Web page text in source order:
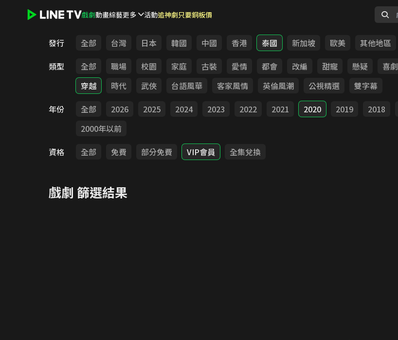
戲劇動畫綜藝更多 活動追神劇只要銅板價
發行 全部 台灣 日本 韓國 中國 香港 泰國 新加坡 歐美
其他地區
類型
全部 職場 校園 家庭 古裝 愛情 都會 改編 甜寵 懸疑 喜劇
穿越
時代 武俠 台語風華 客家風情 英倫風潮 公視精選
雙字幕
年份
全部 2026 2025 2024 2023 2022 2021 2020 2019 2018
2000年以前
資格
全部 免費 部分免費 VIP會員 全集兌換
戲劇 篩選結果